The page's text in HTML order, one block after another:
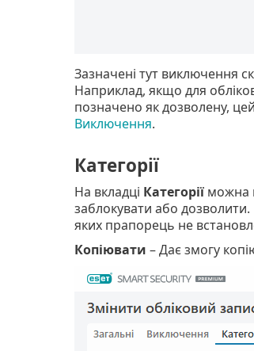
Зазначені тут виключення
Наприклад, якщо для
позначено як дозволену,
Виключення.
Категорії
На вкладці Категоріїможна
заблокувати або дозволити.
яких прапорець не
Копіювати – Дає змогу